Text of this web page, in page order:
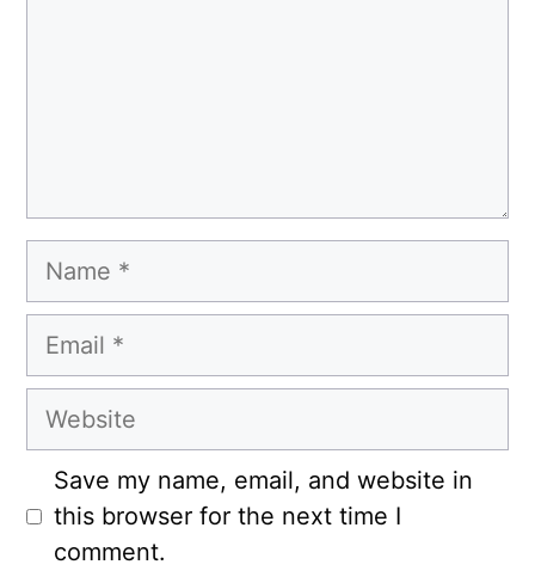
Name
Email
Website
Save my name, email, and website in
this browser for the next time I
comment.